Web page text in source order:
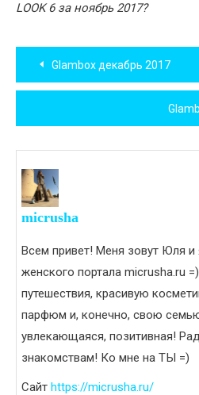
LOOK 6 за ноябрь 2017?
Навигация
по
записям
Glambox декабрь 2017
micrusha
Всем привет! Меня зовут Юля и
женского портала micrusha.ru
путешествия, красивую
парфюм и, конечно, свою
увлекающаяся, позитивная!
знакомствам! Ко мне на ТЫ =)
Сайт https://micrusha.ru/